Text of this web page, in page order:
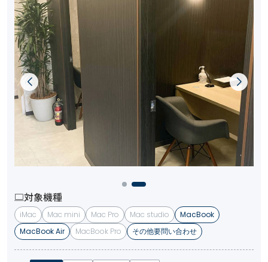
対象機種
iMac Mac mini Mac Pro Mac studio
MacBook
MacBook Air
MacBook Pro その他要問い合わせ